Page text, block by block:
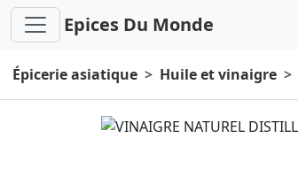
Epices Du Monde
Épicerie asiatique Huile et vinaigre